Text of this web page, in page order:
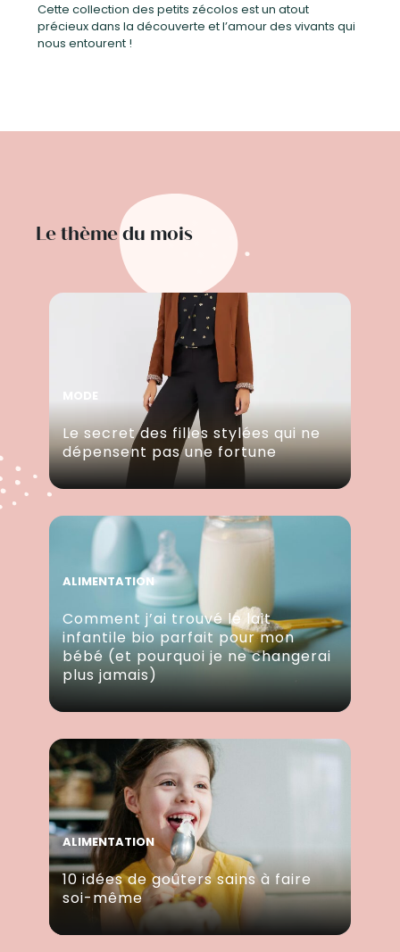
Cette collection des petits zécolos est un atout
précieux dans la découverte et l’amour des vivants qui
nous entourent !
Le thème du mois
Le secret des filles stylées qui ne
dépensent pas une fortune
ALIMENTATION
Comment j’ai trouvé le lait
infantile bio parfait pour mon
bébé (et pourquoi je ne changerai
plus jamais)
ALIMENTATION
10 idées de goûters sains à faire
soi-même